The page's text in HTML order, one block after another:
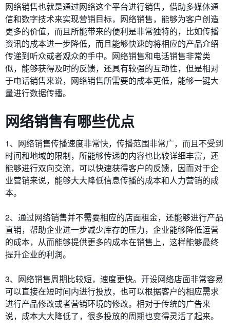
网络销售也就是通过网络这个平台进行销售，借助多媒体通
信和数字技术来实现营销目标，网络销售，能够为客户创造
更多的价值，而且所能带来的便利是非常独特的，比如传播
资讯的成本进一步降低，而且能够快速的将相应的产品介绍
传递到听众或者观众的手中。网络销售和电话销售非常类
似，能够获得及时的反馈，还具有较强的互动性，但是相对
于电话销售来说，网络销售所需要的成本更低，能够一键大
量进行数据传播。
网络销售有哪些优点
1、网络销售传播速度非常快，传播范围非常广，而且不受到
时间和地域的限制，所能够传递的内容也比较详细丰富，还
能够进行双向交流，可以快速获得客户的反馈，因而对于企
业营销来说，能够大大降低信息传播的成本和人力营销的成
本。
2、通过网络销售并不需要相应的店面租金，还能够进行产品
直销，帮助企业进一步减少库存的压力，企业能够降低运营
的成本，从而能够提供更多的成本在销售上，这样能够最终
提升企业的利润。
3、网络销售周期比较短，速度更快。开设网络店面非常容易
可以直接在短时间内进行投放，也可以根据客户的相应需求
进行产品修改或者营销环境的修改。相对于传统的广告来
说，成本大大降低了，很多投放的周期也变得灵活了起来。